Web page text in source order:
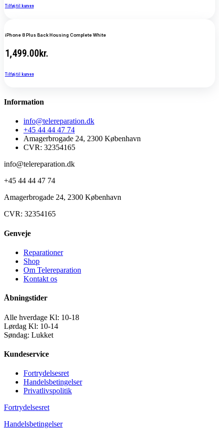
Tilføj til kurven
iPhone 8 Plus Back Housing Complete White
1,499.00kr.
Tilføj til kurven
Information
info@telereparation.dk
+45 44 44 47 74
Amagerbrogade 24, 2300 København
CVR: 32354165
info@telereparation.dk
+45 44 44 47 74
Amagerbrogade 24, 2300 København
CVR: 32354165
Genveje
Reparationer
Shop
Om Telereparation
Kontakt os
Åbningstider
Alle hverdage Kl: 10-18
Lørdag Kl: 10-14
Søndag: Lukket
Kundeservice
Fortrydelsesret
Handelsbetingelser
Privatlivspolitik
Fortrydelsesret
Handelsbetingelser